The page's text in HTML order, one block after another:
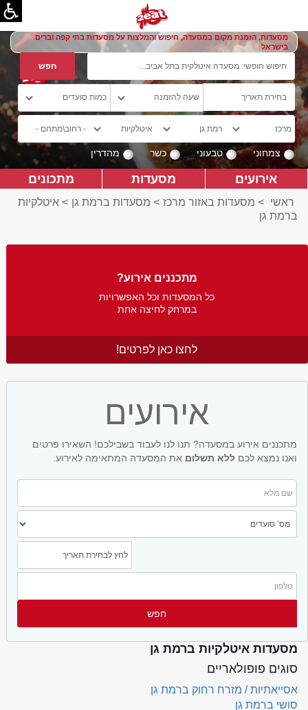
מסעדות, הזמנת מקום במסעדה, חיפוש והמלצות על מסעדות בתי קפה וברים
בישראל
צמחוני טבעוני כשר מהדרין
אירועים מסעדות מתכונים
ראשי > מסעדות באזור מרכז > מסעדות ברמת גן > איטלקיות
ברמת גן
מתכננים אירוע?
כל המסעדות וכל האפשרויות
במרחק לחיצה אחת
לחצו כאן לפרטים!
אירועים
מתכננים אירוע במסעדה? תנו לנו לעבוד בשבילכם! השאירו פרטים
ואנו נמצא לכם ללא תשלום את המסעדה המתאימה לאירוע.
מסעדות איטלקיות ברמת גן
סוגים פופולאריים
אסייאתיות / מזרח רחוק ברמת גן
סושי ברמת גן